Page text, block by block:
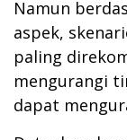
Namun
aspek,
paling
mengurangi
dapat